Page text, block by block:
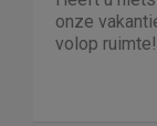
onze
volop